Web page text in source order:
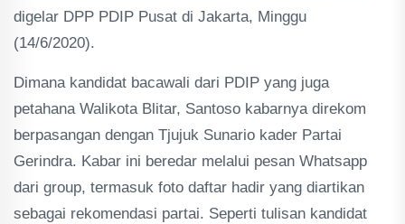
digelar DPP PDIP Pusat di Jakarta, Minggu
(14/6/2020).
Dimana kandidat bacawali dari PDIP yang juga
petahana Walikota Blitar, Santoso kabarnya direkom
berpasangan dengan Tjujuk Sunario kader Partai
Gerindra. Kabar ini beredar melalui pesan Whatsapp
dari group, termasuk foto daftar hadir yang diartikan
sebagai rekomendasi partai. Seperti tulisan kandidat